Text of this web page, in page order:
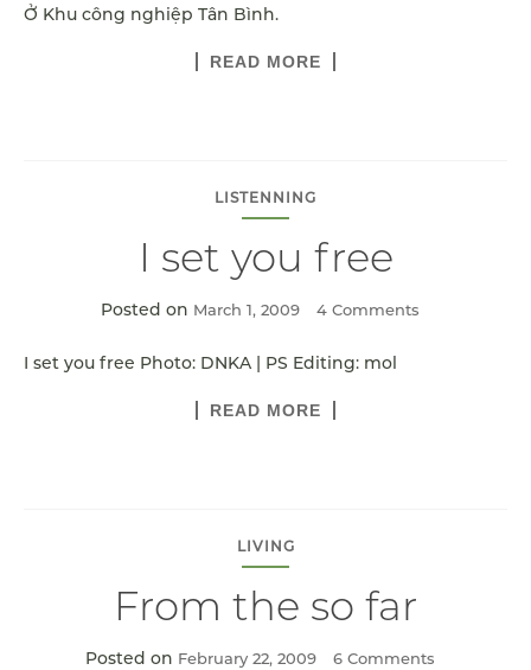
Ở Khu công nghiệp Tân Bình.
READ MORE
LISTENNING
I set you free
Posted on March 1, 2009 4 Comments
I set you free Photo: DNKA | PS Editing: mol
READ MORE
LIVING
From the so far
Posted on February 22, 2009 6 Comments